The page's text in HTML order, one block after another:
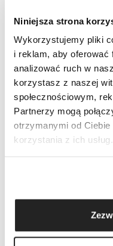
Niniejsza strona
Wykorzystujemy pliki
i reklam, aby oferować
analizować ruch w
korzystasz z naszej
społecznościowym,
Partnerzy mogą
otrzymanymi od
korzystania z ich usług.
400złnetto